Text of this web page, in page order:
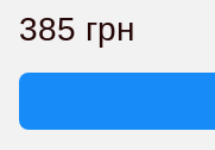
385 грн